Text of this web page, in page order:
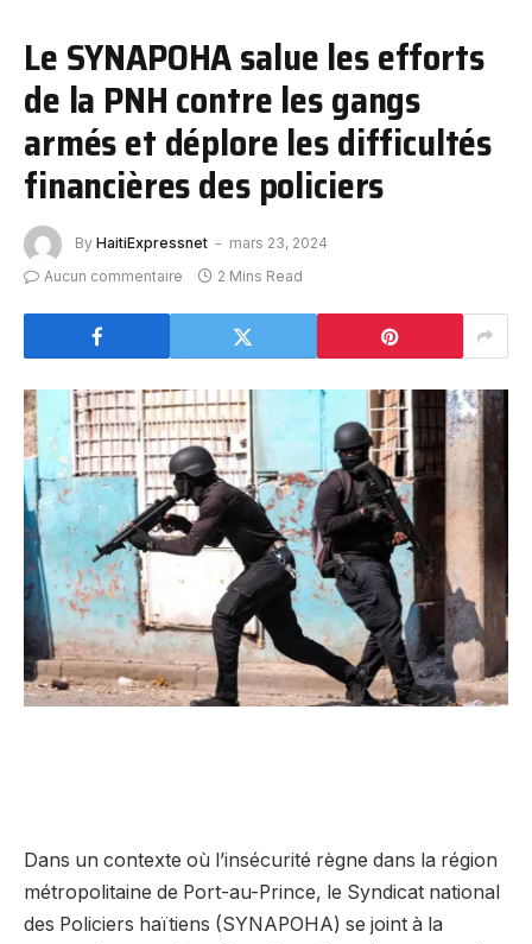
Le SYNAPOHA salue les efforts
de la PNH contre les gangs
armés et déplore les difficultés
financières des policiers
By HaitiExpressnet
mars 23, 2024
Aucun commentaire
2 Mins Read
Dans un contexte où l’insécurité règne dans la région
métropolitaine de Port-au-Prince, le Syndicat national
des Policiers haïtiens (SYNAPOHA) se joint à la